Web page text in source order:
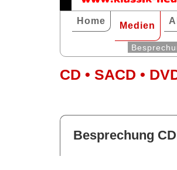
Home Medien
CD • SACD •
Besprechung